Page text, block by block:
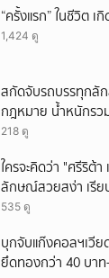
“ครั้งแรก” ในชีวิต
1,424 ดู
สกัดจับรถบรรทุกลัก
กฎหมาย น้ำหนักรว
ค่าจ้างเที่ยวละ 5,000
218 ดู
ใครจะคิดว่า "ศรีริต้
ลักษณ์สวยสง่า เรียบ
ได้อมยิ้มเหมือนกัน ง
535 ดู
บุกจับแก๊งคอลฯเวีย
ยึดทองกว่า 40 บา